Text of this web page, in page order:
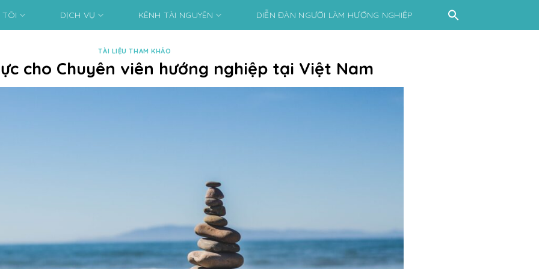
TÔI DỊCH VỤ KÊNH TÀI NGUYÊN DIỄN ĐÀN NGƯỜI LÀM HƯỚNG NGHIỆP
TÀI LIỆU THAM KHẢO
cho Chuyên viên hướng nghiệp tại Việt Nam